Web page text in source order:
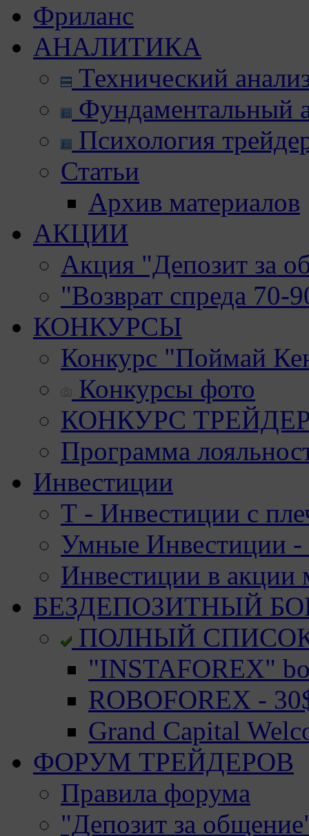
Фриланс
АНАЛИТИКА
Технический
Фундаментальный
Психология
Статьи
Архив материалов
АКЦИИ
Акция "Депозит за
"Возврат спреда 70-
КОНКУРСЫ
Конкурс "Поймай
Конкурсы фото
КОНКУРС
Программа
Инвестиции
Т - Инвестиции с
Умные Инвестиции -
Инвестиции в акции
БЕЗДЕПОЗИТНЫЙ
ПОЛНЫЙ
"INSTAFOREX"
ROBOFOREX -
Grand Capital
ФОРУМ ТРЕЙДЕРОВ
Правила форума
"Депозит за